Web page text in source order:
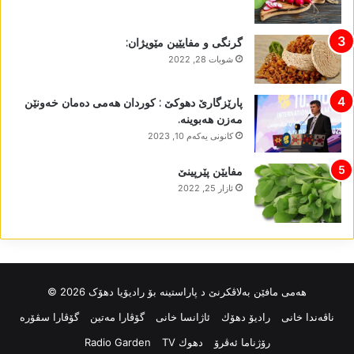
گرنگی و مفایێین مێویژان:
شوبات 28, 2022
پارێزگارێ دھوکێ : کوردان ھەمی دەمان خەونێن
مەزن ھەبوینە.
كانونی یه‌كه‌م 10, 2023
مفایێن پێرپینێ
ئازار 25, 2022
ھەمی مافێن بەلاڤکرنێ د پاراستینە بۆ رادیۆیا دھۆک 2026 ©
ناڤه‌ندا خانی
رادیۆ دهۆك ئاژانسا خانی گۆڤارا مەتین
گۆڤارا سڤۆرە
رۆژناما ئەڤرۆ
دهوك TV Radio Garden